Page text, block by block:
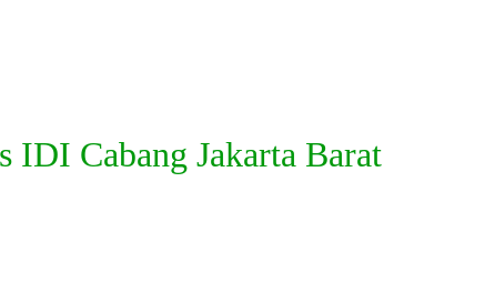
IDI Cabang Jakarta Barat